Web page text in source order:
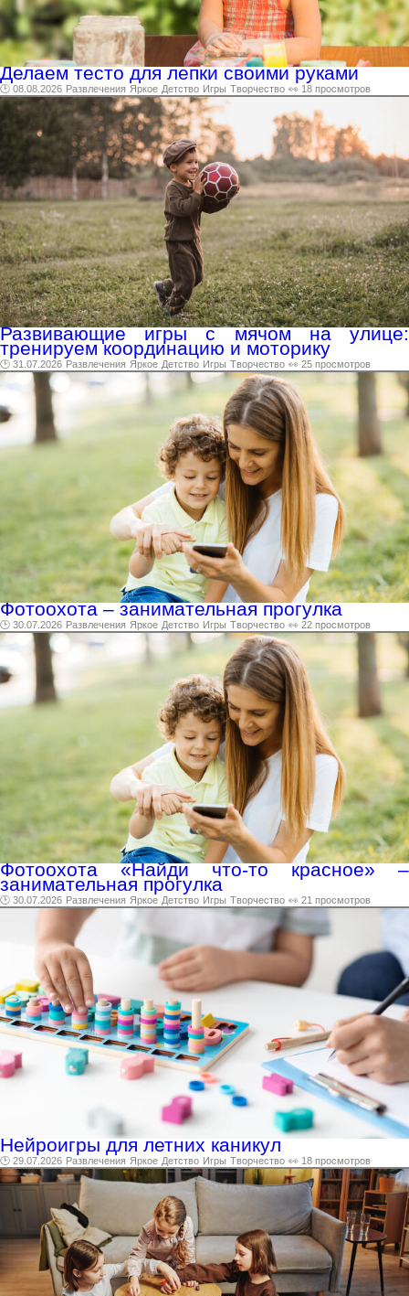
Делаем тесто для лепки своими руками
🕑 08.08.2026 Развлечения Яркое Детство Игры Творчество 👀 18 просмотров
Развивающие игры с мячом на улице:
тренируем координацию и моторику
🕑 31.07.2026 Развлечения Яркое Детство Игры Творчество 👀 25 просмотров
Фотоохота – занимательная прогулка
🕑 30.07.2026 Развлечения Яркое Детство Игры Творчество 👀 22 просмотров
Фотоохота «Найди что-то красное» –
занимательная прогулка
🕑 30.07.2026 Развлечения Яркое Детство Игры Творчество 👀 21 просмотров
Нейроигры для летних каникул
🕑 29.07.2026 Развлечения Яркое Детство Игры Творчество 👀 18 просмотров